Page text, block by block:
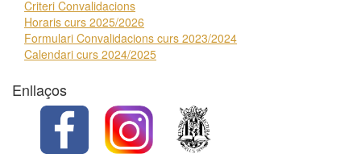
Criteri Convalidacions
Horaris curs 2025/2026
Formulari Convalidacions curs 2023/2024
Calendari curs 2024/2025
Enllaços